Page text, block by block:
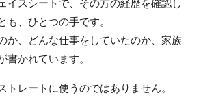
イスシートで、その方の経歴を確認し
も、ひとつの手です。
か、どんな仕事をしていたのか、家族
書かれています。
トレートに使うのではありません。